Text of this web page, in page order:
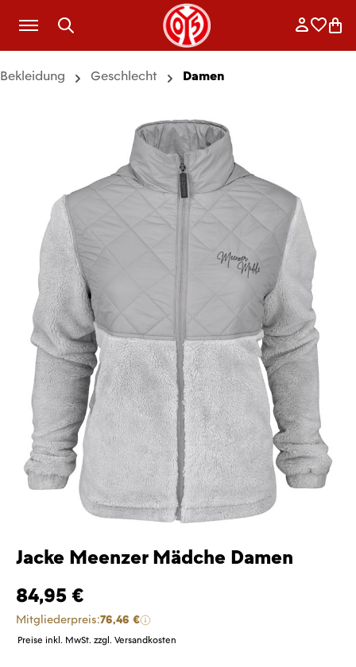
Zum Hauptinhalt springen
Bekleidung Geschlecht Damen
Jacke Meenzer Mädche Damen
84,95 €
Mitgliederpreis:76,46 €
Preise inkl. MwSt. zzgl. Versandkosten